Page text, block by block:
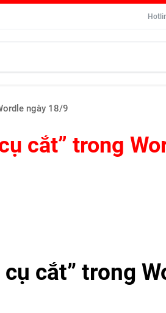
ngày 18/9
cắt” trong
cắt” trong